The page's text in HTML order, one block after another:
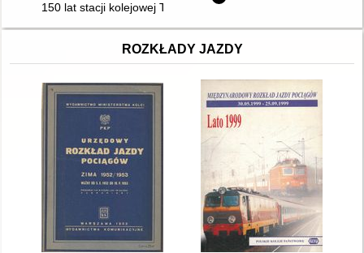
150 lat stacji kolejowej Tarnowskie Góry : okolicznościowa
ROZKŁADY JAZDY